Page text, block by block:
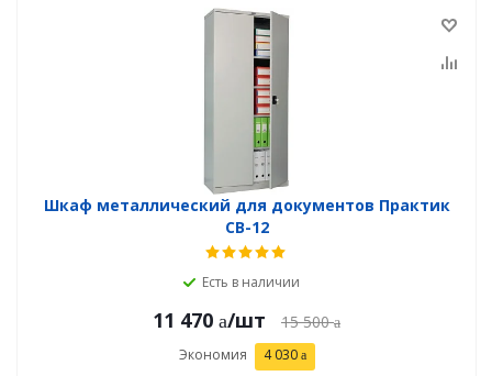
Шкаф металлический для документов Практик
СВ-12
Есть в наличии
11 470 /шт 15 500
Экономия 4 030